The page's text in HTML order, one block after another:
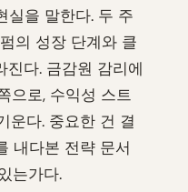
실을 말한다. 두 주
의 성장 단계와 클
진다. 금감원 감리에
으로, 수익성 스트
운다. 중요한 건 결
내다본 전략 문서
는가다.